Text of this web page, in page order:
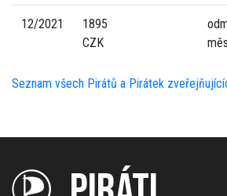
12/2021
1895
CZK
Seznam všech Pirátů a Pirátek